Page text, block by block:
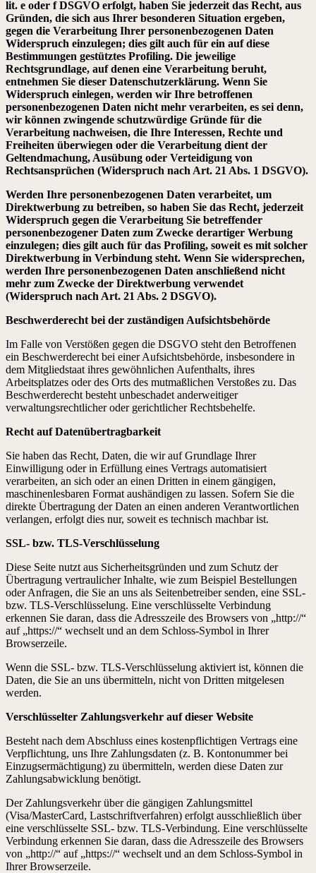
lit. e oder f DSGVO erfolgt, haben Sie jederzeit das Recht, aus
Gründen, die sich aus Ihrer besonderen Situation ergeben,
gegen die Verarbeitung Ihrer personenbezogenen Daten
Widerspruch einzulegen; dies gilt auch für ein auf diese
Bestimmungen gestütztes Profiling. Die jeweilige
Rechtsgrundlage, auf denen eine Verarbeitung beruht,
entnehmen Sie dieser Datenschutzerklärung. Wenn Sie
Widerspruch einlegen, werden wir Ihre betroffenen
personenbezogenen Daten nicht mehr verarbeiten, es sei denn,
wir können zwingende schutzwürdige Gründe für die
Verarbeitung nachweisen, die Ihre Interessen, Rechte und
Freiheiten überwiegen oder die Verarbeitung dient der
Geltendmachung, Ausübung oder Verteidigung von
Rechtsansprüchen (Widerspruch nach Art. 21 Abs. 1 DSGVO).
Werden Ihre personenbezogenen Daten verarbeitet, um
Direktwerbung zu betreiben, so haben Sie das Recht, jederzeit
Widerspruch gegen die Verarbeitung Sie betreffender
personenbezogener Daten zum Zwecke derartiger Werbung
einzulegen; dies gilt auch für das Profiling, soweit es mit solcher
Direktwerbung in Verbindung steht. Wenn Sie widersprechen,
werden Ihre personenbezogenen Daten anschließend nicht
mehr zum Zwecke der Direktwerbung verwendet
(Widerspruch nach Art. 21 Abs. 2 DSGVO).
Beschwerderecht bei der zuständigen Aufsichtsbehörde
Im Falle von Verstößen gegen die DSGVO steht den Betroffenen
ein Beschwerderecht bei einer Aufsichtsbehörde, insbesondere in
dem Mitgliedstaat ihres gewöhnlichen Aufenthalts, ihres
Arbeitsplatzes oder des Orts des mutmaßlichen Verstoßes zu. Das
Beschwerderecht besteht unbeschadet anderweitiger
verwaltungsrechtlicher oder gerichtlicher Rechtsbehelfe.
Recht auf Datenübertragbarkeit
Sie haben das Recht, Daten, die wir auf Grundlage Ihrer
Einwilligung oder in Erfüllung eines Vertrags automatisiert
verarbeiten, an sich oder an einen Dritten in einem gängigen,
maschinenlesbaren Format aushändigen zu lassen. Sofern Sie die
direkte Übertragung der Daten an einen anderen Verantwortlichen
verlangen, erfolgt dies nur, soweit es technisch machbar ist.
SSL- bzw. TLS-Verschlüsselung
Diese Seite nutzt aus Sicherheitsgründen und zum Schutz der
Übertragung vertraulicher Inhalte, wie zum Beispiel Bestellungen
oder Anfragen, die Sie an uns als Seitenbetreiber senden, eine SSL-
bzw. TLS-Verschlüsselung. Eine verschlüsselte Verbindung
erkennen Sie daran, dass die Adresszeile des Browsers von „http://“
auf „https://“ wechselt und an dem Schloss-Symbol in Ihrer
Browserzeile.
Wenn die SSL- bzw. TLS-Verschlüsselung aktiviert ist, können die
Daten, die Sie an uns übermitteln, nicht von Dritten mitgelesen
werden.
Verschlüsselter Zahlungsverkehr auf dieser Website
Besteht nach dem Abschluss eines kostenpflichtigen Vertrags eine
Verpflichtung, uns Ihre Zahlungsdaten (z. B. Kontonummer bei
Einzugsermächtigung) zu übermitteln, werden diese Daten zur
Zahlungsabwicklung benötigt.
Der Zahlungsverkehr über die gängigen Zahlungsmittel
(Visa/MasterCard, Lastschriftverfahren) erfolgt ausschließlich über
eine verschlüsselte SSL- bzw. TLS-Verbindung. Eine verschlüsselte
Verbindung erkennen Sie daran, dass die Adresszeile des Browsers
von „http://“ auf „https://“ wechselt und an dem Schloss-Symbol in
Ihrer Browserzeile.